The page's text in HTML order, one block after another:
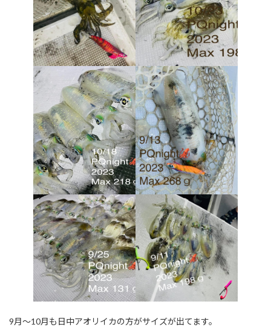
9月～10月も日中アオリイカの方がサイズが出てます。